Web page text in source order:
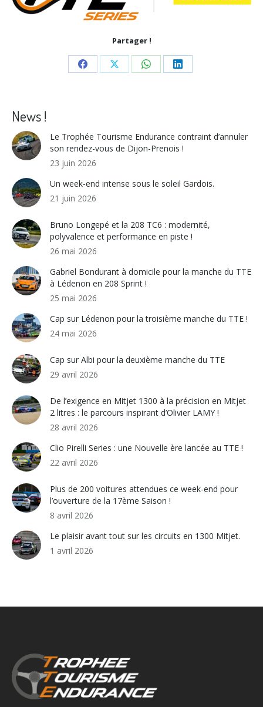
Partager !
Share Share Share Share
News !
Le Trophée Tourisme Endurance contraint d’annuler
son rendez-vous de Dijon-Prenois !
23 juin 2026
Un week-end intense sous le soleil Gardois.
21 juin 2026
Bruno Longepé et la 208 TC6 : modernité,
polyvalence et performance en piste !
26 mai 2026
Gabriel Bondurant à domicile pour la manche du TTE
à Lédenon en 208 Sprint !
25 mai 2026
Cap sur Lédenon pour la troisième manche du TTE !
24 mai 2026
Cap sur Albi pour la deuxième manche du TTE
29 avril 2026
De l’exigence en Mitjet 1300 à la précision en Mitjet
2 litres : le parcours inspirant d’Olivier LAMY !
28 avril 2026
Clio Pirelli Series : une Nouvelle ère lancée au TTE !
22 avril 2026
Plus de 200 voitures attendues ce week-end pour
l’ouverture de la 17ème Saison !
8 avril 2026
Le plaisir avant tout sur les circuits en 1300 Mitjet.
1 avril 2026